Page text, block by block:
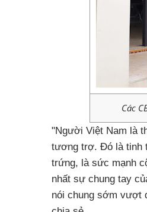
Các
"Người Việt Nam là
tương trợ. Đó là tinh
trứng, là sức mạnh
nhất sự chung tay
nói chung sớm vượt